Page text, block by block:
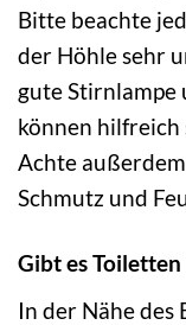
Bitte beachte
der Höhle sehr
gute
können hilfreich
Achte
Schmutz und
Gibt es
In der Nähe des